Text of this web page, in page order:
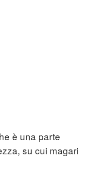
è una parte
su cui magari